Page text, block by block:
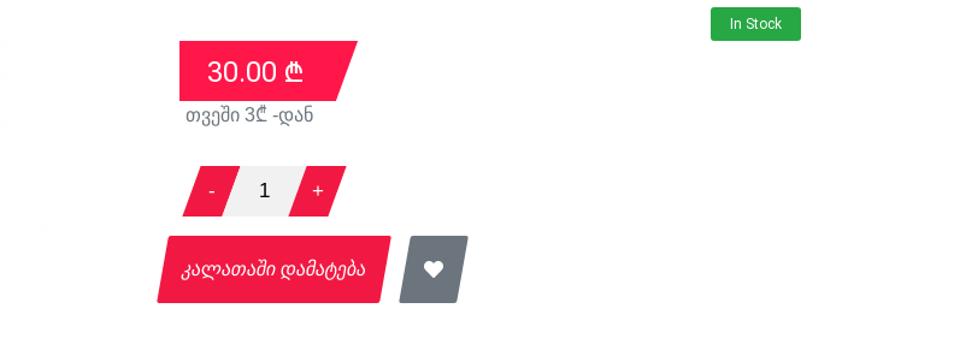
In Stock
30.00 ₾
თვეში 3₾ -დან
- 1 +
კალათაში დამატება